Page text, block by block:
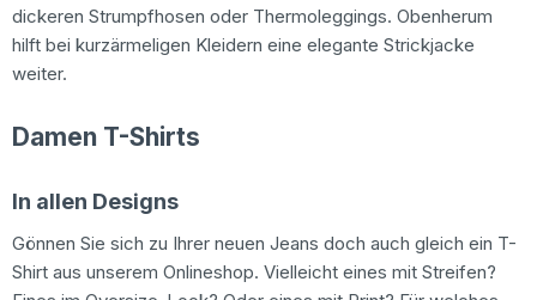
dickeren Strumpfhosen oder Thermoleggings. Obenherum
hilft bei kurzärmeligen Kleidern eine elegante Strickjacke
weiter.
Damen T-Shirts
In allen Designs
Gönnen Sie sich zu Ihrer neuen Jeans doch auch gleich ein T-
Shirt aus unserem Onlineshop. Vielleicht eines mit Streifen?